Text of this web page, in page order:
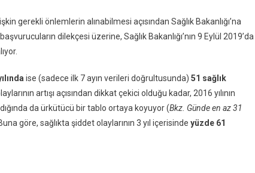
gerekli önlemlerin alınabilmesi açısından Sağlık Bakanlığı’na
dilekçesi üzerine, Sağlık Bakanlığı’nın 9 Eylül 2019’da
ise (sadece ilk 7 ayın verileri doğrultusunda) 51 sağlık
artışı açısından dikkat çekici olduğu kadar, 2016 yılının
da ürkütücü bir tablo ortaya koyuyor (Bkz. Günde en az 31
göre, sağlıkta şiddet olaylarının 3 yıl içerisinde yüzde 61